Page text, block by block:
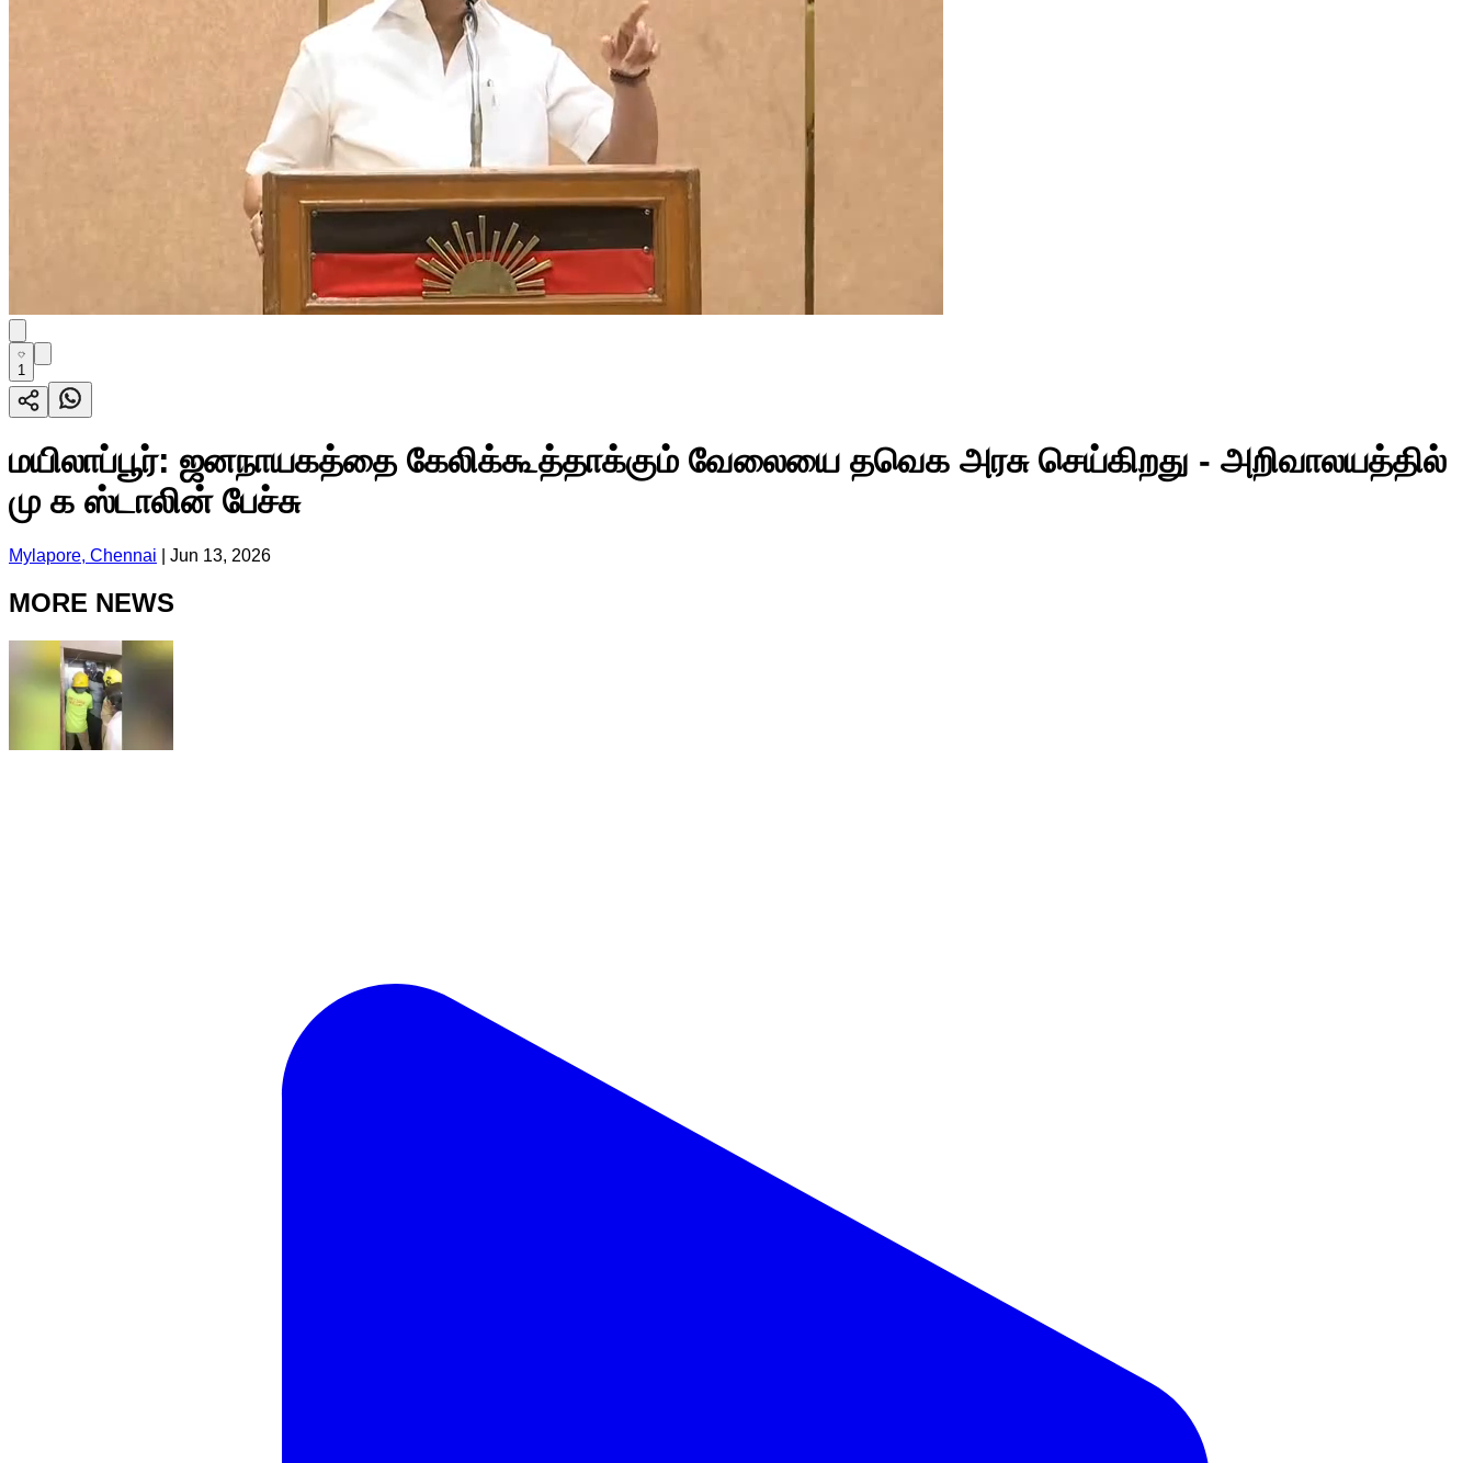
1
மயிலாப்பூர்: ஜனநாயகத்தை கேலிக்கூத்தாக்கும் வேலையை தவெக அரசு செய்கிறது - அறிவாலயத்தில்
மு க ஸ்டாலின் பேச்சு
Mylapore, Chennai Jun 13, 2026
MORE NEWS